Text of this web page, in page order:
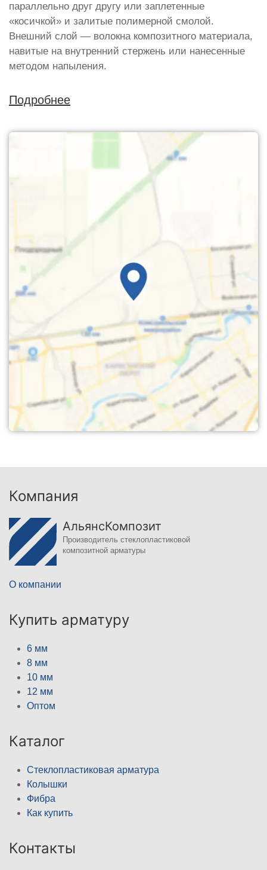
параллельно друг другу или заплетенные
«косичкой» и залитые полимерной смолой.
Внешний слой — волокна композитного материала,
навитые на внутренний стержень или нанесенные
методом напыления.
Подробнее
Компания
АльянсКомпозит
Производитель стеклопластиковой
композитной арматуры
О компании
Купить арматуру
6 мм
8 мм
10 мм
12 мм
Оптом
Каталог
Стеклопластиковая арматура
Колышки
Фибра
Как купить
Контакты